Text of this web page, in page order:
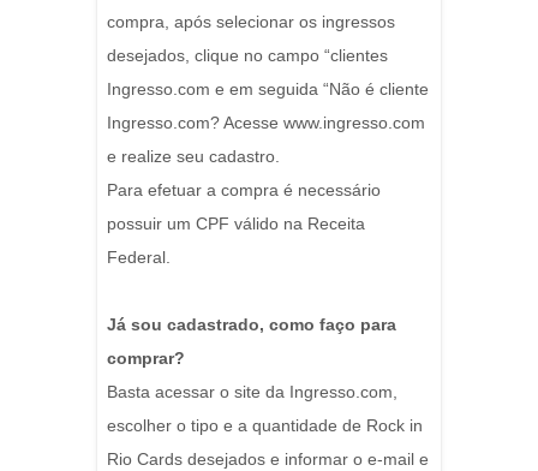
compra, após selecionar os ingressos
desejados, clique no campo “clientes
Ingresso.com e em seguida “Não é cliente
Ingresso.com? Acesse www.ingresso.com
e realize seu cadastro.
Para efetuar a compra é necessário
possuir um CPF válido na Receita
Federal.
Já sou cadastrado, como faço para
comprar?
Basta acessar o site da Ingresso.com,
escolher o tipo e a quantidade de Rock in
Rio Cards desejados e informar o e-mail e